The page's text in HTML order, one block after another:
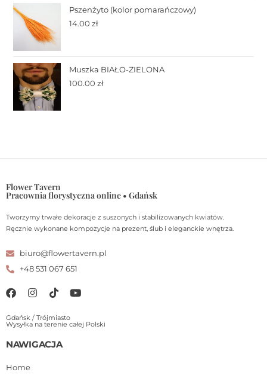
Pszenżyto (kolor pomarańczowy)
14.00zł
Muszka BIAŁO-ZIELONA
100.00zł
Flower Tavern
Pracownia florystyczna online • Gdańsk
Tworzymy trwałe dekoracje z suszonych i stabilizowanych kwiatów.
Ręcznie wykonane kompozycje na prezent, ślub i eleganckie wnętrza.
biuro@flowertavern.pl
+48 531 067 651
Gdańsk / Trójmiasto
Wysyłka na terenie całej Polski
NAWIGACJA
Home